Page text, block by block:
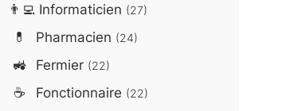
👨‍💻Informaticien (27)
💊 Pharmacien (24)
🚜 Fermier (22)
☕ Fonctionnaire (22)